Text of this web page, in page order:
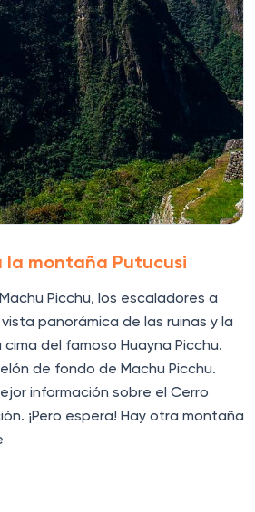
montaña Putucusi
Picchu, los escaladores a
panorámica de las ruinas y la
del famoso Huayna Picchu.
de fondo de Machu Picchu.
información sobre el Cerro
¡Pero espera! Hay otra montaña